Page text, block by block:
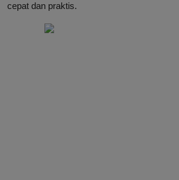
cepat dan praktis.